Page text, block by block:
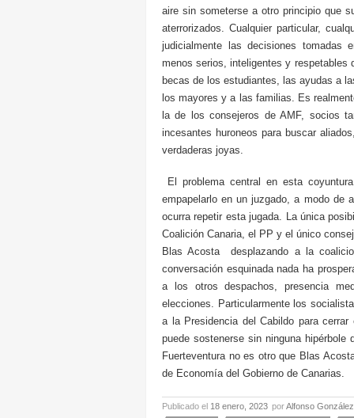
aire sin someterse a otro principio que
aterrorizados. Cualquier particular,
judicialmente las decisiones tomadas
menos serios, inteligentes y
becas de los estudiantes, las ayudas a
los mayores y a las familias. Es
la de los consejeros de AMF, socios
incesantes huroneos para buscar
verdaderas joyas.
El problema central en esta
empapelarlo en un juzgado, a modo de
ocurra repetir esta jugada. La única
Coalición Canaria, el PP y el único
Blas Acosta desplazando a la
conversación esquinada nada ha
a los otros despachos, presencia
elecciones. Particularmente los
a la Presidencia del Cabildo para
puede sostenerse sin ninguna
Fuerteventura no es otro que Blas
de Economía del Gobierno de Canarias.
Publicado el 18 enero, 2023 porAlfonso